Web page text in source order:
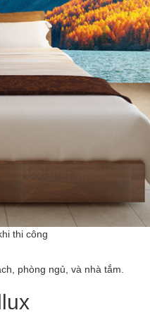
thi công
phòng ngủ, và nhà tắm.